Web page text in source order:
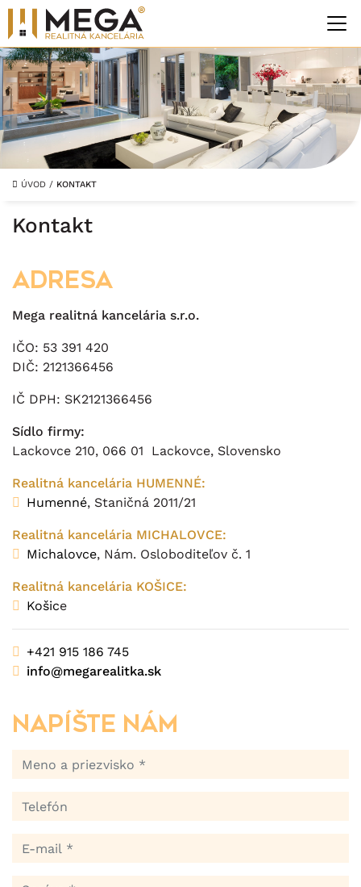
ÚVOD / KONTAKT
Kontakt
Adresa
Mega realitná kancelária s.r.o.
IČO: 53 391 420
DIČ: 2121366456
IČ DPH: SK2121366456
Sídlo firmy:
Lackovce 210, 066 01 Lackovce, Slovensko
Realitná kancelária HUMENNÉ:
Humenné, Staničná 2011/21
Realitná kancelária MICHALOVCE:
Michalovce, Nám. Osloboditeľov č. 1
Realitná kancelária KOŠICE:
Košice
+421 915 186 745
info@megarealitka.sk
Napíšte nám